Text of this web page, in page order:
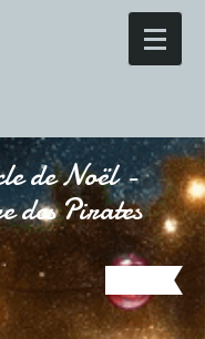
de Noël -
des Pirates